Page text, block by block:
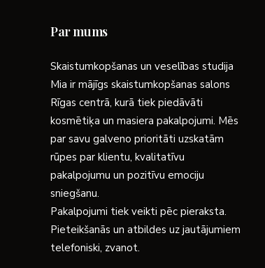
Par mums
Skaistumkopšanas un veselības studija
Mia ir mājīgs skaistumkopšanas salons
Rīgas centrā, kurā tiek piedāvāti
kosmētiķa un masiera pakalpojumi. Mēs
par savu galveno prioritāti uzskatām
rūpes par klientu, kvalitatīvu
pakalpojumu un pozitīvu emociju
sniegšanu.
Pakalpojumi tiek veikti pēc pieraksta.
Pieteikšanās un atbildes uz jautājumiem
telefoniski, zvanot.